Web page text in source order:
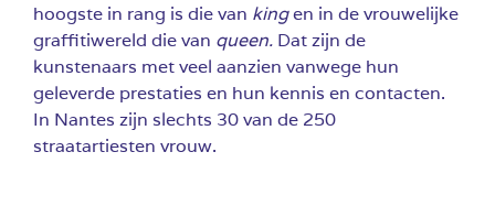
hoogste in rang is die van kingen in de vrouwelijke
graffitiwereld die van queen. Dat zijn de
kunstenaars met veel aanzien vanwege hun
geleverde prestaties en hun kennis en contacten.
In Nantes zijn slechts 30 van de 250
straatartiesten vrouw.